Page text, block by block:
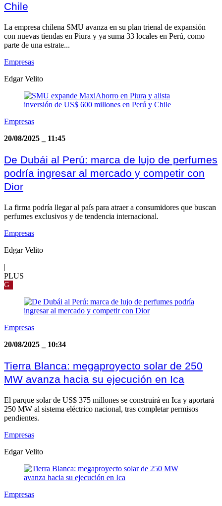
Chile
La empresa chilena SMU avanza en su plan trienal de expansión
con nuevas tiendas en Piura y ya suma 33 locales en Perú, como
parte de una estrate...
Empresas
Edgar Velito
Empresas
20/08/2025
11:45
De Dubái al Perú: marca de lujo de perfumes
podría ingresar al mercado y competir con
Dior
La firma podría llegar al país para atraer a consumidores que buscan
perfumes exclusivos y de tendencia internacional.
Empresas
Edgar Velito
|
PLUS
G
Empresas
20/08/2025
10:34
Tierra Blanca: megaproyecto solar de 250
MW avanza hacia su ejecución en Ica
El parque solar de US$ 375 millones se construirá en Ica y aportará
250 MW al sistema eléctrico nacional, tras completar permisos
pendientes.
Empresas
Edgar Velito
Empresas